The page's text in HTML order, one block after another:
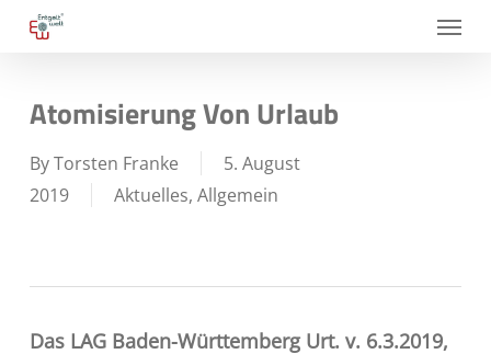
Skip
content
Menu
Atomisierung Von Urlaub
ByTorsten Franke
5. August
2019
Aktuelles, Allgemein
Das LAG Baden-Württemberg Urt. v. 6.3.2019,